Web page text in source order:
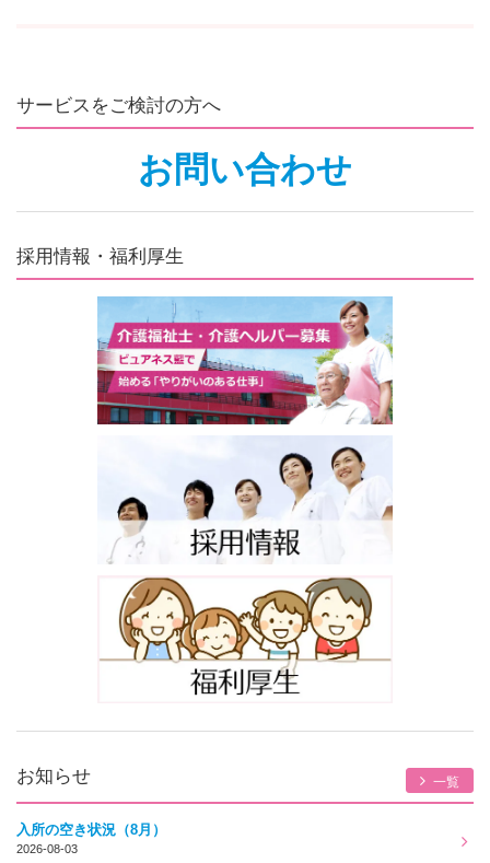
サービスをご検討の方へ
お問い合わせ
採用情報・福利厚生
お知らせ 一覧
入所の空き状況（8月）
2026-08-03